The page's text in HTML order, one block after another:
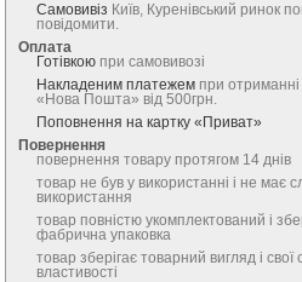
Самовивіз Київ, Куренівський ринок
повідомити.
Оплата
Готівкою при самовивозі
Накладеним платежем при
«Нова Пошта» від 500грн.
Поповнення на картку «Приват»
Повернення
повернення товару протягом 14 днів
товар не був у використанні і не має
використання
товар повністю укомплектований і
фабрична упаковка
товар зберігає товарний вигляд і свої
властивості